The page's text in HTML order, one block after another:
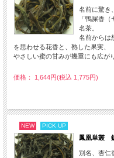
名前に驚き
「鴨屎香
名茶。
名前からは
を思わせる花香と、熟した果実、
やさしい蜜の甘みが幾重にも広が
価格： 1,644円(税込 1,775円)
NEW PICK UP
鳳凰単叢
別名、杏仁